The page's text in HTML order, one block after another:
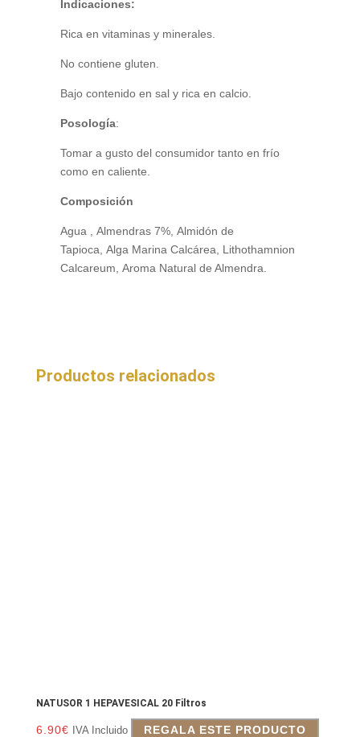
Indicaciones:
Rica en vitaminas y minerales.
No contiene gluten.
Bajo contenido en sal y rica en calcio.
Posología:
Tomar a gusto del consumidor tanto en frío
como en caliente.
Composición
Agua , Almendras 7%, Almidón de
Tapioca, Alga Marina Calcárea, Lithothamnion
Calcareum, Aroma Natural de Almendra.
Productos relacionados
NATUSOR 1 HEPAVESICAL 20 Filtros
6.90€ IVA Incluido
REGALA ESTE PRODUCTO